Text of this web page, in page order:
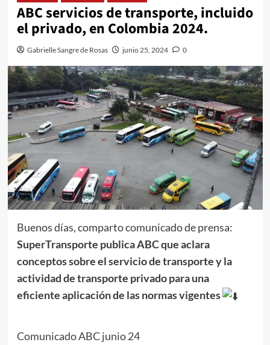
ABC servicios de transporte, incluido
el privado, en Colombia 2024.
Gabrielle Sangre de Rosas junio 25, 2024 0
Buenos días, comparto comunicado de prensa:
SuperTransporte publica ABC que aclara
conceptos sobre el servicio de transporte y la
actividad de transporte privado para una
eficiente aplicación de las normas vigentes
Comunicado ABC junio 24